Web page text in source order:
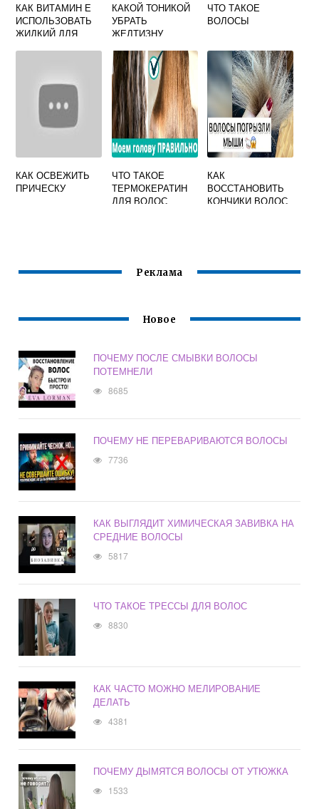
КАК ВИТАМИН Е
ИСПОЛЬЗОВАТЬ
ЖИДКИЙ ДЛЯ
КАКОЙ ТОНИКОЙ
УБРАТЬ
ЖЕЛТИЗНУ
ЧТО ТАКОЕ
ВОЛОСЫ
КАК ОСВЕЖИТЬ
ПРИЧЕСКУ
ЧТО ТАКОЕ
ТЕРМОКЕРАТИН
ДЛЯ ВОЛОС
КАК
ВОССТАНОВИТЬ
КОНЧИКИ ВОЛОС
Реклама
Новое
ПОЧЕМУ ПОСЛЕ СМЫВКИ ВОЛОСЫ
ПОТЕМНЕЛИ
8685
ПОЧЕМУ НЕ ПЕРЕВАРИВАЮТСЯ ВОЛОСЫ
7736
КАК ВЫГЛЯДИТ ХИМИЧЕСКАЯ ЗАВИВКА НА
СРЕДНИЕ ВОЛОСЫ
5817
ЧТО ТАКОЕ ТРЕССЫ ДЛЯ ВОЛОС
8830
КАК ЧАСТО МОЖНО МЕЛИРОВАНИЕ
ДЕЛАТЬ
4381
ПОЧЕМУ ДЫМЯТСЯ ВОЛОСЫ ОТ УТЮЖКА
1533